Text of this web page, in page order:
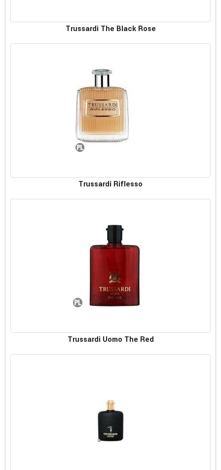
Trussardi The Black Rose
Trussardi Riflesso
Trussardi Uomo The Red